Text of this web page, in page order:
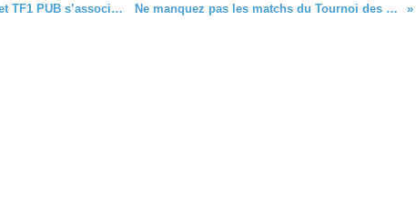
CIRANO Group, RCI Group et TF1 PUB s’associent pour lancer AdWeb Outremer ! Ne manquez pas les matchs du Tournoi des IV Nations sur Polynésie la 1ère !